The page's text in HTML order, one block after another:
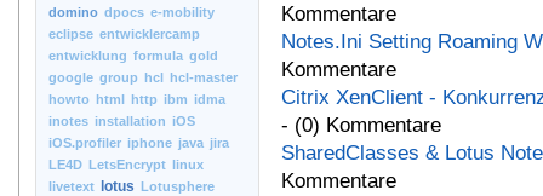
domino dpocs e-mobility
eclipse entwicklercamp
entwicklung formula gold
google group hcl hcl-master
howto html http ibm idma
inotes installation iOS
iOS.profiler iphone java jira
LE4D LetsEncrypt linux
livetext
lotus Lotusphere
Kommentare
Notes.Ini Setting Roaming
Kommentare
Citrix XenClient -
- (0) Kommentare
SharedClasses & Lotus
Kommentare